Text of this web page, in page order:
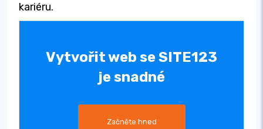
kariéru.
Vytvořit web se SITE123
je snadné
Začněte hned